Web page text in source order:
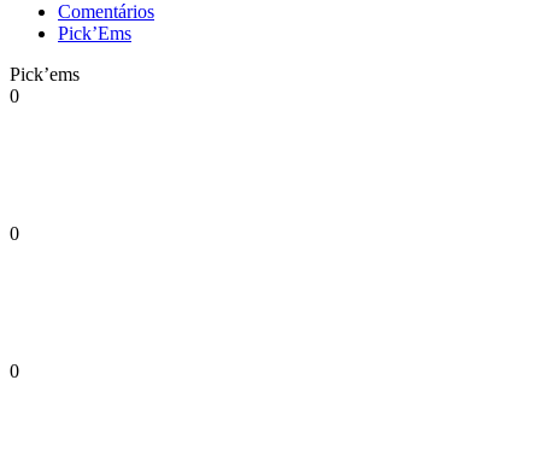
Comentários
Pick’Ems
Pick’ems
0
0
0